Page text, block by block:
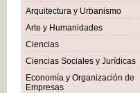
Arquitectura y Urbanismo
Arte y Humanidades
Ciencias
Ciencias Sociales y Jurídicas
Economía y Organización de
Empresas